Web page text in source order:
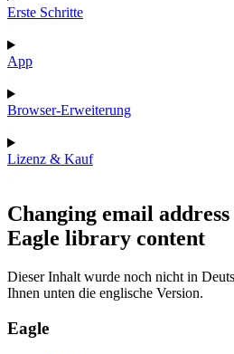
Erste Schritte
App
Browser-Erweiterung
Lizenz & Kauf
Changing email
Eagle library content
Dieser Inhalt wurde noch nicht in
Ihnen unten die englische Version.
Eagle